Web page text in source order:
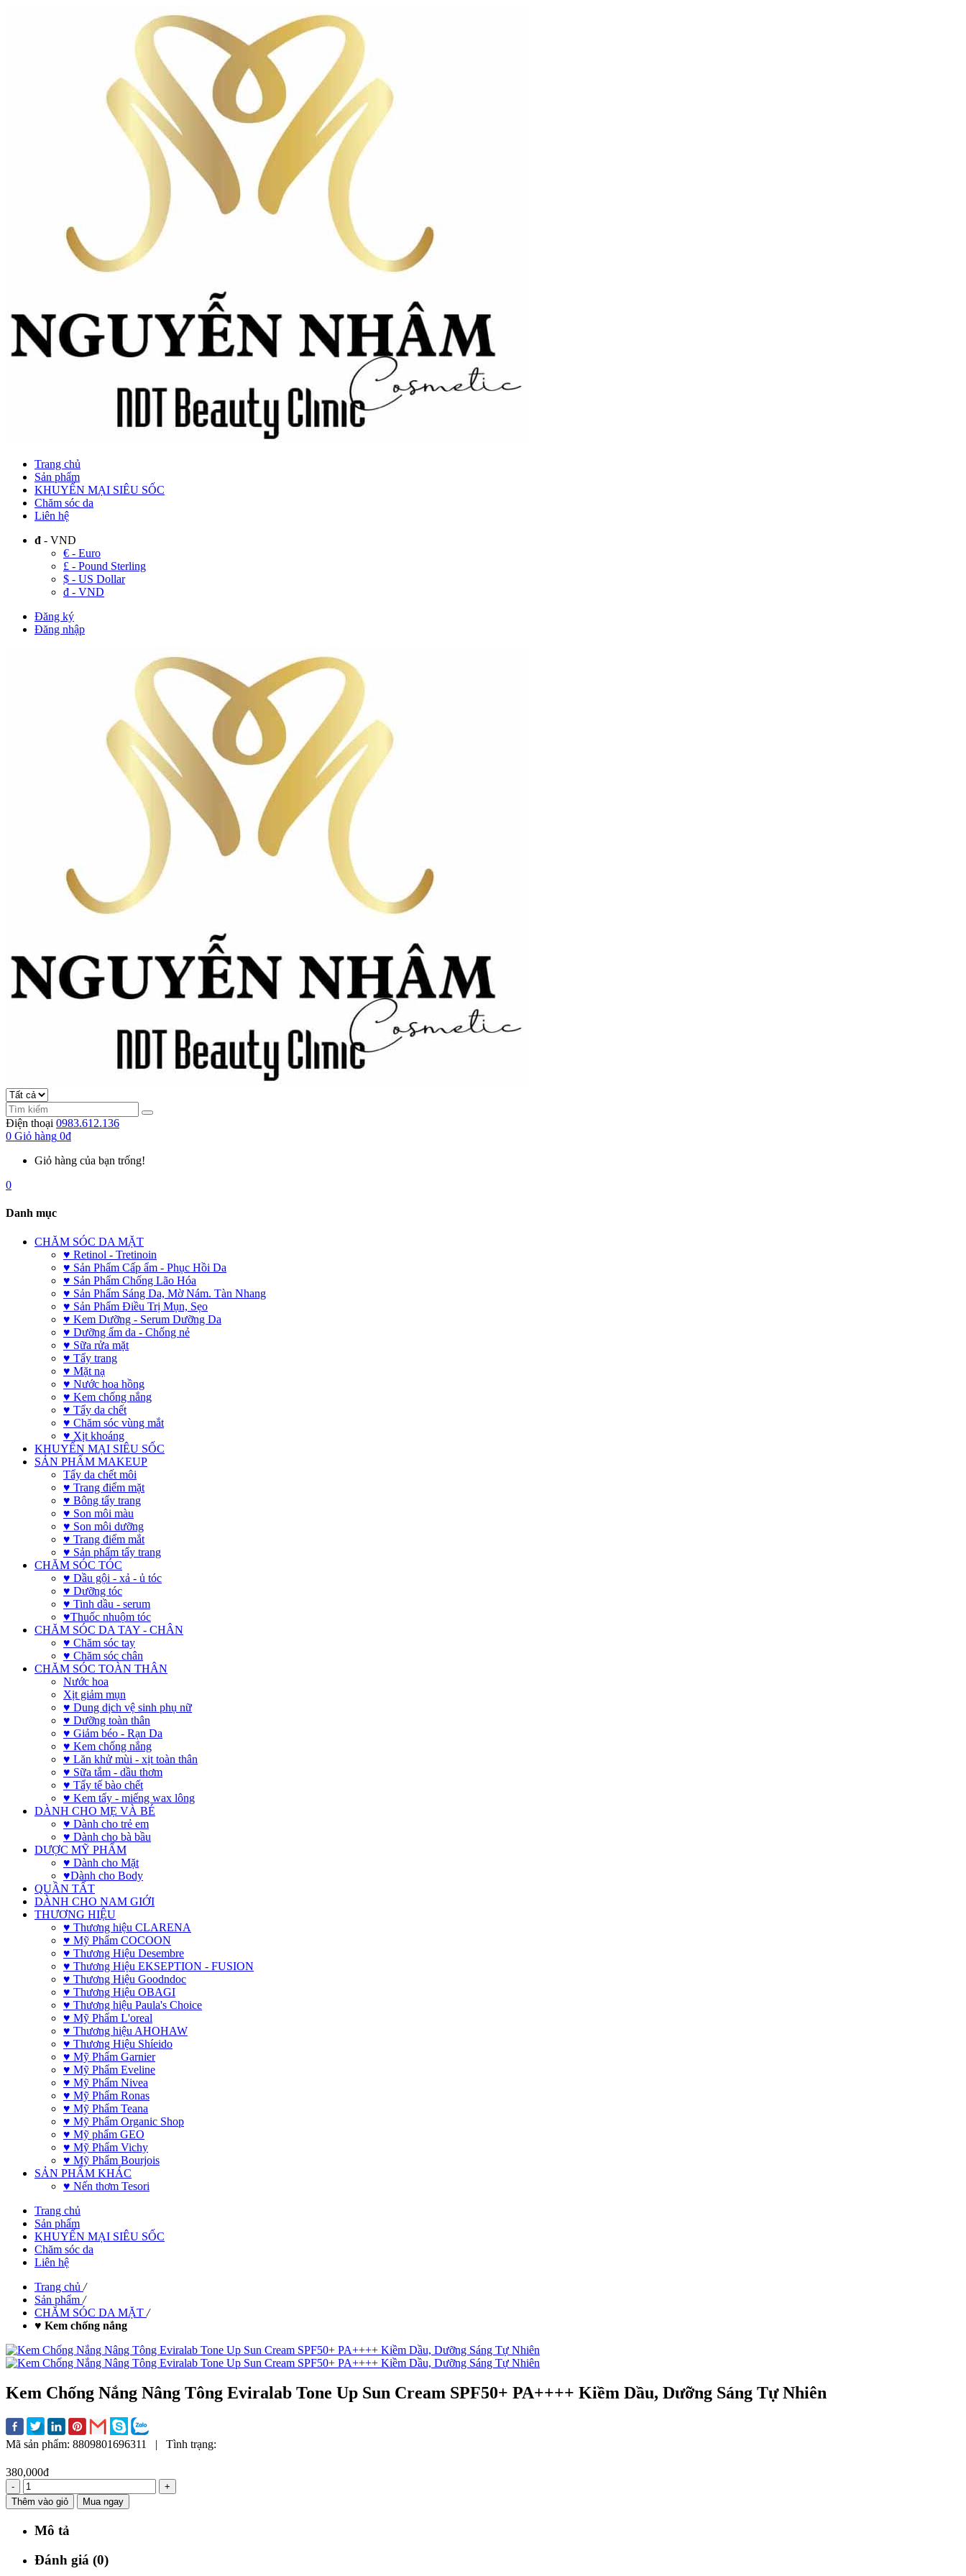
Trang chủ
Sản phẩm
KHUYẾN MẠI SIÊU SỐC
Chăm sóc da
Liên hệ
đ - VND
€ - Euro
£ - Pound Sterling
$ - US Dollar
đ - VND
Đăng ký
Đăng nhập
Điện thoại 0983.612.136
0 Giỏ hàng 0đ
Giỏ hàng của bạn trống!
0
Danh mục
CHĂM SÓC DA MẶT
♥ Retinol - Tretinoin
♥ Sản Phẩm Cấp ẩm - Phục Hồi Da
♥ Sản Phẩm Chống Lão Hóa
♥ Sản Phẩm Sáng Da, Mờ Nám. Tàn Nhang
♥ Sản Phẩm Điều Trị Mụn, Sẹo
♥ Kem Dưỡng - Serum Dưỡng Da
♥ Dưỡng ẩm da - Chống nẻ
♥ Sữa rửa mặt
♥ Tẩy trang
♥ Mặt nạ
♥ Nước hoa hồng
♥ Kem chống nắng
♥ Tẩy da chết
♥ Chăm sóc vùng mắt
♥ Xịt khoáng
KHUYẾN MẠI SIÊU SỐC
SẢN PHẨM MAKEUP
Tẩy da chết môi
♥ Trang điểm mặt
♥ Bông tẩy trang
♥ Son môi màu
♥ Son môi dưỡng
♥ Trang điểm mắt
♥ Sản phẩm tẩy trang
CHĂM SÓC TÓC
♥ Dầu gội - xả - ủ tóc
♥ Dưỡng tóc
♥ Tinh dầu - serum
♥Thuốc nhuộm tóc
CHĂM SÓC DA TAY - CHÂN
♥ Chăm sóc tay
♥ Chăm sóc chân
CHĂM SÓC TOÀN THÂN
Nước hoa
Xịt giảm mụn
♥ Dung dịch vệ sinh phụ nữ
♥ Dưỡng toàn thân
♥ Giảm béo - Rạn Da
♥ Kem chống nắng
♥ Lăn khử mùi - xịt toàn thân
♥ Sữa tắm - dầu thơm
♥ Tẩy tế bào chết
♥ Kem tẩy - miếng wax lông
DÀNH CHO MẸ VÀ BÉ
♥ Dành cho trẻ em
♥ Dành cho bà bầu
DƯỢC MỸ PHẨM
♥ Dành cho Mặt
♥Dành cho Body
QUẦN TẤT
DÀNH CHO NAM GIỚI
THƯƠNG HIỆU
♥ Thương hiệu CLARENA
♥ Mỹ Phẩm COCOON
♥ Thương Hiệu Desembre
♥ Thương Hiệu EKSEPTION - FUSION
♥ Thương Hiệu Goodndoc
♥ Thương Hiệu OBAGI
♥ Thương hiệu Paula's Choice
♥ Mỹ Phẩm L'oreal
♥ Thương hiệu AHOHAW
♥ Thương Hiệu Shíeido
♥ Mỹ Phẩm Garnier
♥ Mỹ Phẩm Eveline
♥ Mỹ Phẩm Nivea
♥ Mỹ Phẩm Ronas
♥ Mỹ Phẩm Teana
♥ Mỹ Phẩm Organic Shop
♥ Mỹ phẩm GEO
♥ Mỹ Phẩm Vichy
♥ Mỹ Phẩm Bourjois
SẢN PHẨM KHÁC
♥ Nến thơm Tesori
Trang chủ
Sản phẩm
KHUYẾN MẠI SIÊU SỐC
Chăm sóc da
Liên hệ
Trang chủ /
Sản phẩm /
CHĂM SÓC DA MẶT /
♥ Kem chống nắng
Kem Chống Nắng Nâng Tông Eviralab Tone Up Sun Cream SPF50+ PA++++ Kiềm Dầu, Dưỡng Sáng Tự Nhiên
Mã sản phẩm: 8809801696311 | Tình trạng:
380,000đ
-
+
Thêm vào giỏ
Mua ngay
Mô tả
Đánh giá (0)